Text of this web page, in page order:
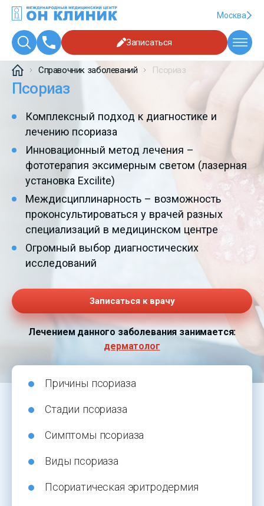
Москва
Записаться
Справочник заболеваний Псориаз
Псориаз
Комплексный подход к диагностике и
лечению псориаза
Инновационный метод лечения –
фототерапия эксимерным светом (лазерная
установка Excilite)
Междисциплинарность – возможность
проконсультироваться у врачей разных
специализаций в медицинском центре
Огромный выбор диагностических
исследований
Записаться к врачу
Лечением данного заболевания занимается:
дерматолог
Причины псориаза
Стадии псориаза
Симптомы псориаза
Виды псориаза
Псориатическая эритродермия